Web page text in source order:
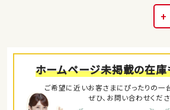
ホームページ未掲載の在庫
ご希望に近いお客さまにぴったりの一
ぜひ、お問い合わせくだ